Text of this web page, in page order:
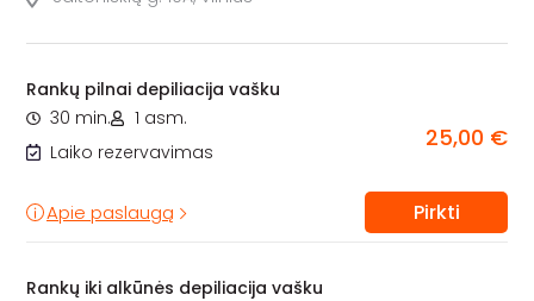
Rankų pilnai depiliacija vašku
30 min.
1 asm.
Laiko rezervavimas
25,00 €
Apie paslaugą Pirkti
Rankų iki alkūnės depiliacija vašku